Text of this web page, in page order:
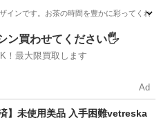
インです。お茶の時間を豊かに彩ってくれ
活雑貨 鉄瓶
ン買わせてください🖐️
！最大限買取します
Ad
美品 入手困難vetreska